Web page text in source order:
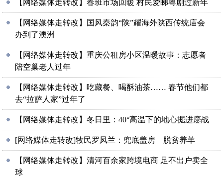
【网络媒体走转改】春班市场回暖 村民爱睇粤剧过新年
【网络媒体走转改】国风秦韵“陕”耀海外陕西传统庙会
办到了澳洲
【网络媒体走转改】重庆公租房小区温暖故事：志愿者
陪空巢老人过年
【网络媒体走转改】吃藏餐、喝酥油茶…… 春节他们都
去“拉萨人家”过年了
【网络媒体走转改】冬日里：40°高温下的地心掘进鏖战
[网络媒体走转改]牧民罗凤兰：兜底盖房 脱贫养羊
【网络媒体走转改】清河百余家跨境电商 足不出户卖全
球